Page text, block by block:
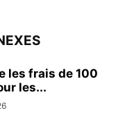
les frais de 100
les...